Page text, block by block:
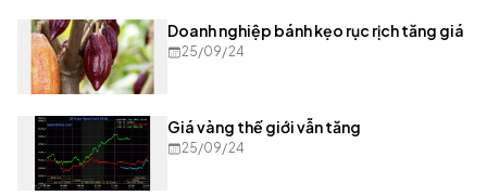
Doanh nghiệp bánh kẹo rục rịch tăng giá
25/09/24
Giá vàng thế giới vẫn tăng
25/09/24